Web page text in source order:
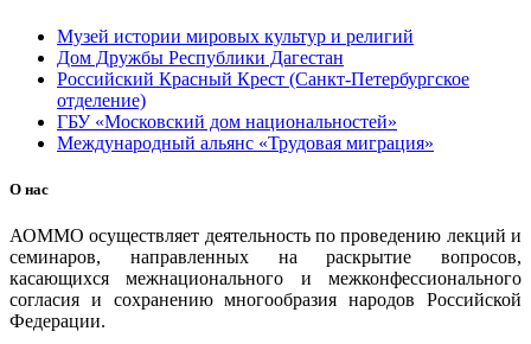
Музей истории мировых культур и религий
Дом Дружбы Республики Дагестан
Российский Красный Крест (Санкт-Петербургское
отделение)
ГБУ «Московский дом национальностей»
Международный альянс «Трудовая миграция»
О нас
АОММО осуществляет деятельность по проведению лекций и
семинаров, направленных на раскрытие вопросов,
касающихся межнационального и межконфессионального
согласия и сохранению многообразия народов Российской
Федерации.